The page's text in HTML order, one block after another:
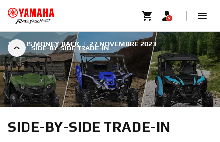
SIDE-BY-SIDE TRADE-IN
TIME IS MONEY BACK | 27 NOVEMBRE 2023
SIDE-BY-SIDE TRADE-IN